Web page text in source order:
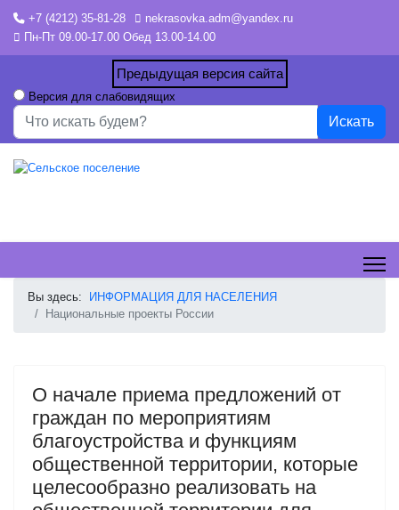
+7 (4212) 35-81-28
nekrasovka.adm@yandex.ru
Пн-Пт 09.00-17.00 Обед 13.00-14.00
Предыдущая версия сайта
Версия для слабовидящих
Искать...
Искать
Вы здесь:
ИНФОРМАЦИЯ ДЛЯ НАСЕЛЕНИЯ
Национальные проекты России
О начале приема предложений от
граждан по мероприятиям
благоустройства и функциям
общественной территории, которые
целесообразно реализовать на